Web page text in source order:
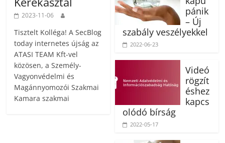
2023-11-06
Tisztelt Kolléga! A SecBlog
today internetes újság az
ATASI TEAM Kft-vel
közösen, a Személy-
Vagyonvédelmi és
Magánnyomozói Szakmai
Kamara szakmai
pánik
– Új
szabály veszélyekkel
2022-06-23
Videó
rögzít
éshez
kapcs
olódó bírság
2022-05-17